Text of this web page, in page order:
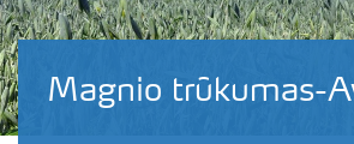
Magnio trūkumas-